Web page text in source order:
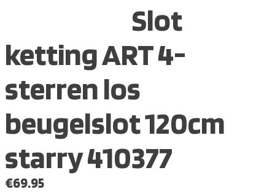
Slot
ketting ART 4-
sterren los
beugelslot 120cm
starry 410377
€69.95